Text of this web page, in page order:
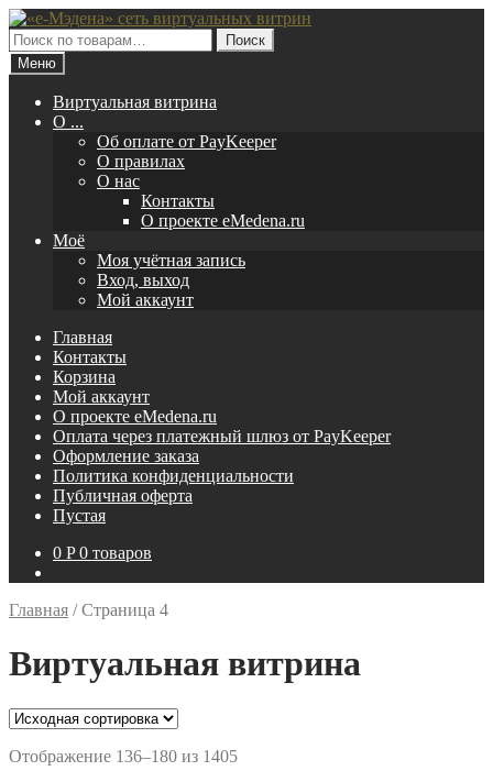
Перейти
к
навигации
Перейти
к
содержимому
Искать:
Поиск
Меню
Виртуальная витрина
O ...
Об оплате от PayKeeper
О правилах
О нас
Контакты
О проекте eMedena.ru
Моё
Моя учётная запись
Вход, выход
Мой аккаунт
Главная
Контакты
Корзина
Мой аккаунт
О проекте eMedena.ru
Оплата через платежный шлюз от PayKeeper
Оформление заказа
Политика конфиденциальности
Публичная оферта
Пустая
0 P 0 товаров
Главная /Страница 4
Виртуальная витрина
Отображение 136–180 из 1405